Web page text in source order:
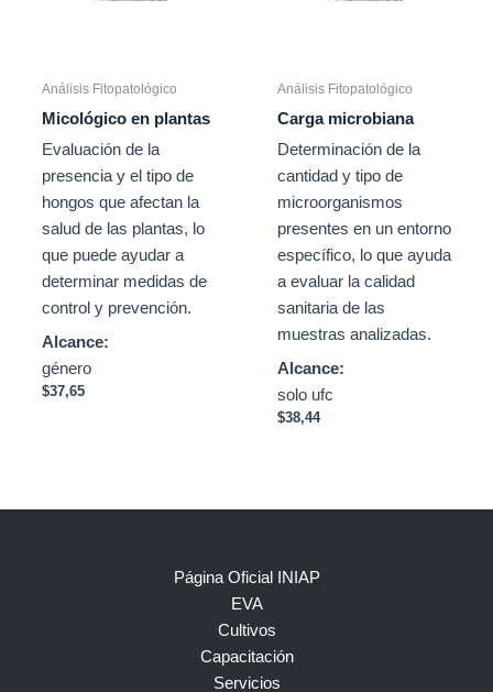
Análisis Fitopatológico
Micológico en plantas
Evaluación de la
presencia y el tipo de
hongos que afectan la
salud de las plantas, lo
que puede ayudar a
determinar medidas de
control y prevención.
Alcance:
género
$37,65
Análisis Fitopatológico
Carga microbiana
Determinación de la
cantidad y tipo de
microorganismos
presentes en un entorno
específico, lo que ayuda
a evaluar la calidad
sanitaria de las
muestras analizadas.
Alcance:
solo ufc
$38,44
Página Oficial INIAP
EVA
Cultivos
Capacitación
Servicios